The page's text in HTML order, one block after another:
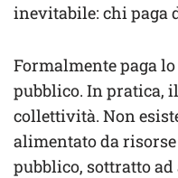
inevitabile: chi paga
Formalmente paga
pubblico. In pratica,
collettività. Non
alimentato da
pubblico, sottratto